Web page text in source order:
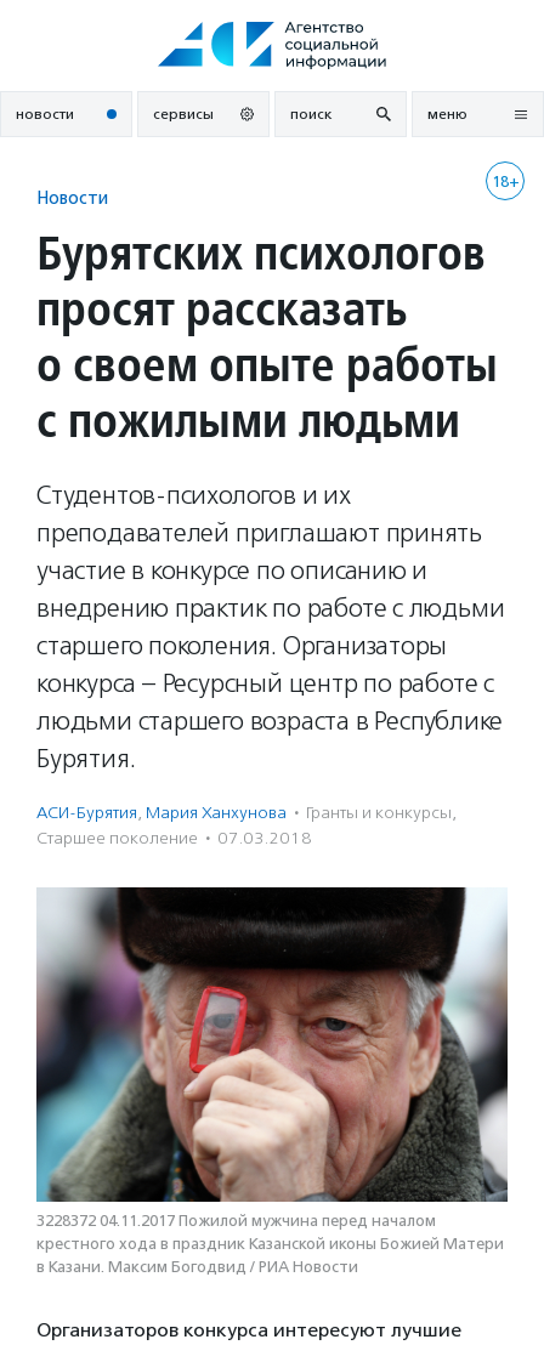
новости сервисы поиск меню
18+
Новости
Бурятских психологов
просят рассказать
о своем опыте работы
с пожилыми людьми
Студентов-психологов и их
преподавателей приглашают принять
участие в конкурсе по описанию и
внедрению практик по работе с людьми
старшего поколения. Организаторы
конкурса – Ресурсный центр по работе с
людьми старшего возраста в Республике
Бурятия.
АСИ-Бурятия, Мария Ханхунова · Гранты и конкурсы,
Старшее поколение · 07.03.2018
3228372 04.11.2017 Пожилой мужчина перед началом
крестного хода в праздник Казанской иконы Божией Матери
в Казани. Максим Богодвид / РИА Новости
Организаторов конкурса интересуют лучшие